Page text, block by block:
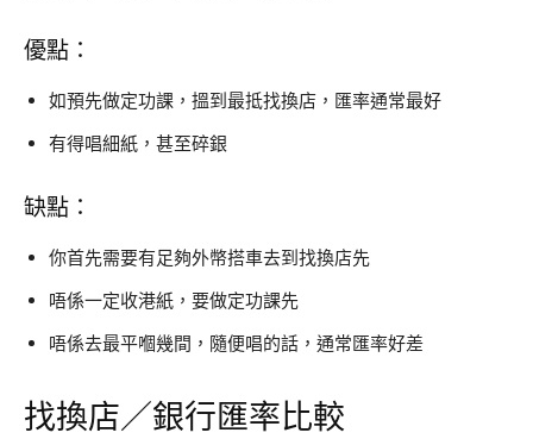
優點：
如預先做定功課，搵到最抵找換店，匯率通常最好
有得唱細紙，甚至碎銀
缺點：
你首先需要有足夠外幣搭車去到找換店先
唔係一定收港紙，要做定功課先
唔係去最平嗰幾間，隨便唱的話，通常匯率好差
找換店／銀行匯率比較